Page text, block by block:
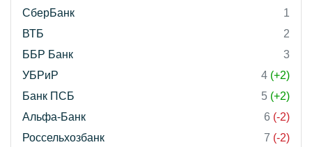
СберБанк
1
ВТБ
2
ББР Банк
3
УБРиР
4 (+2)
Банк ПСБ
5 (+2)
Альфа-Банк
6 (-2)
Россельхозбанк
7 (-2)